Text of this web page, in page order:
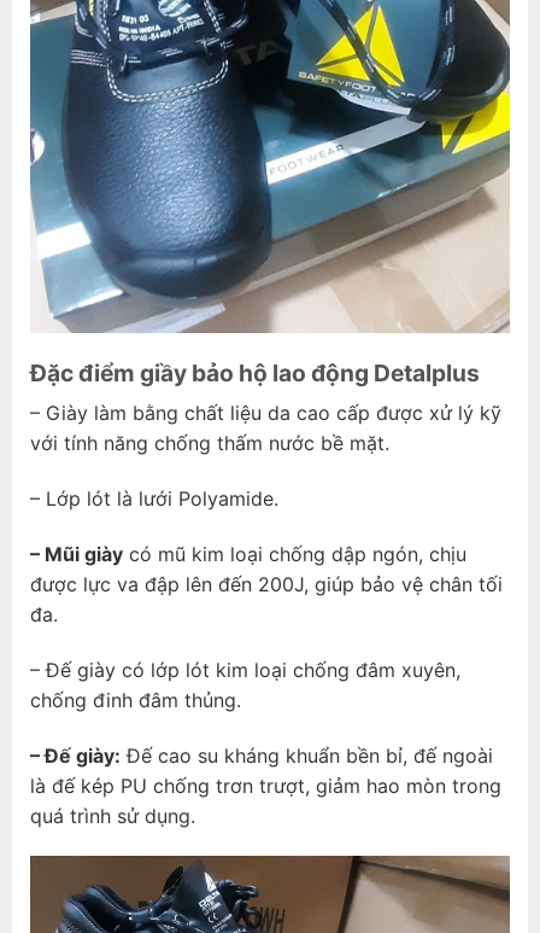
Đặc điểm giầy bảo hộ lao động Detalplus
– Giày làm bằng chất liệu da cao cấp được xử lý kỹ
với tính năng chống thấm nước bề mặt.
– Lớp lót là lưới Polyamide.
– Mũi giàycó mũ kim loại chống dập ngón, chịu
được lực va đập lên đến 200J, giúp bảo vệ chân tối
đa.
– Đế giày có lớp lót kim loại chống đâm xuyên,
chống đinh đâm thủng.
– Đế giày: Đế cao su kháng khuẩn bền bỉ, đế ngoài
là đế kép PU chống trơn trượt, giảm hao mòn trong
quá trình sử dụng.